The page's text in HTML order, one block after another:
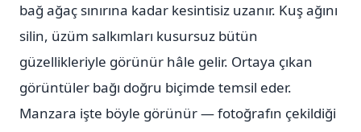
bağ ağaç sınırına kadar kesintisiz uzanır. Kuş ağını
silin, üzüm salkımları kusursuz bütün
güzellikleriyle görünür hâle gelir. Ortaya çıkan
görüntüler bağı doğru biçimde temsil eder.
Manzara işte böyle görünür — fotoğrafın çekildiği